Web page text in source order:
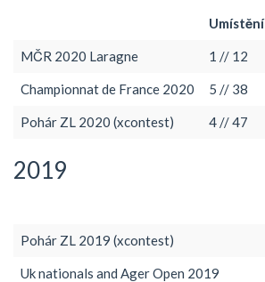
Umístění
MČR 2020 Laragne 1 // 12
Championnat de France 2020 5 // 38
Pohár ZL 2020 (xcontest) 4 // 47
2019
Pohár ZL 2019 (xcontest)
Uk nationals and Ager Open 2019